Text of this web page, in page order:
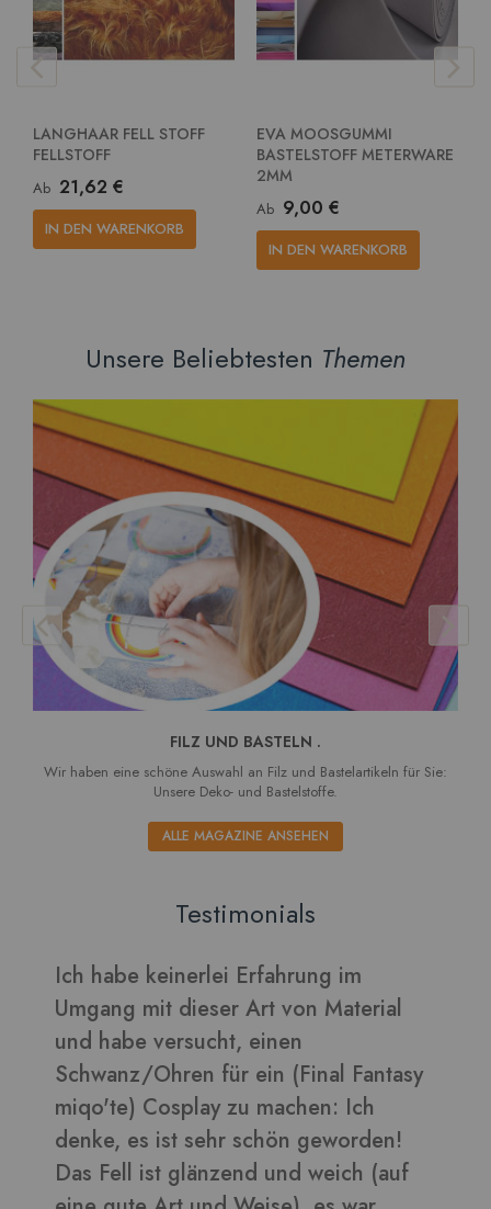
LANGHAAR FELL STOFF
FELLSTOFF
Ab 21,62 €
IN DEN WARENKORB
EVA MOOSGUMMI
BASTELSTOFF METERWARE
2MM
Ab 9,00 €
IN DEN WARENKORB
Unsere Beliebtesten Themen
FILZ UND BASTELN .
Wir haben eine schöne Auswahl an Filz und Bastelartikeln für Sie:
Unsere Deko- und Bastelstoffe.
ALLE MAGAZINE ANSEHEN
Testimonials
Verarbeitet sich gut und die Blätter
daraus sehen toll aus ????
Bilder in dieser Rezension
Vera-Kunden